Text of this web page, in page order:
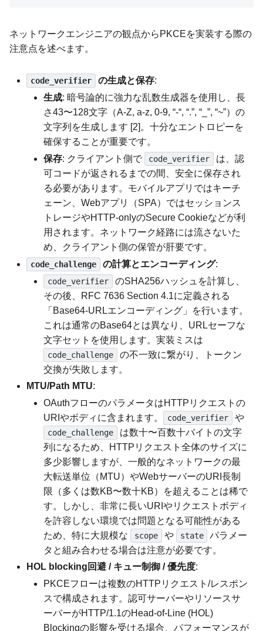
ネットワークエンジニアの観点からPKCEを実装する際の
注意点を述べます。
code_verifier の生成と保存:
生成: 暗号論的に強力な乱数生成器を使用し、長
さ43〜128文字（A-Z, a-z, 0-9, “-“, “.”, “_”, “~”）の
文字列を生成します [2]。十分なエントロピーを
確保することが重要です。
保存: クライアント側で code_verifier
は、認
可コードが返されるまでの間、安全に保存され
る必要があります。モバイルアプリではキーチ
ェーン、Webアプリ（SPA）ではセッションス
トレージやHTTP-onlyのSecure Cookieなどが利
用されます。ネットワーク経路には流さないた
め、クライアント側の保管が肝要です。
code_challenge の計算とエンコーディング:
code_verifier
のSHA256ハッシュを計算し、
その後、RFC 7636 Section 4.1に定義される
「Base64-URLエンコーディング」を行います。
これは通常のBase64とは異なり、URLセーフな
文字セットを使用します。実装ミスは
code_challenge
の不一致に繋がり、トークン
交換が失敗します。
MTU/Path MTU:
OAuthフローのパラメータはHTTPリクエストの
URIやボディに含まれます。
code_verifier や
code_challenge
は数十〜百数十バイトの文字
列になるため、HTTPリクエスト全体のサイズに
多少影響しますが、一般的なネットワークの最
大転送単位（MTU）やWebサーバーのURI長制
限（多くは数KB〜数十KB）を超えることは稀で
す。しかし、非常に長いURIやリクエストボディ
を許容しない環境では問題となる可能性がある
ため、特に大規模な
scope や state
パラメー
タと組み合わせる場合は注意が必要です。
HOL blocking回避 / キュー制御 / 優先度:
PKCEフローは複数のHTTPリクエスト/レスポン
スで構成されます。認可サーバーやリソースサ
ーバーがHTTP/1.1のHead-of-Line (HOL)
Blockingの影響を受ける場合、パフォーマンスが